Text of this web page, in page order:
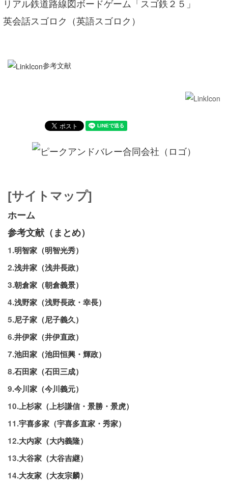
リアル鉄道路線図ボードゲーム「スゴ鉄２５」
英会話スゴロク（英語スゴロク）
参考文献
[サイトマップ]
ホーム
参考文献（まとめ）
1.明智家（明智光秀）
2.浅井家（浅井長政）
3.朝倉家（朝倉義景）
4.浅野家（浅野長政・幸長）
5.尼子家（尼子義久）
6.井伊家（井伊直政）
7.池田家（池田恒興・輝政）
8.石田家（石田三成）
9.今川家（今川義元）
10.上杉家（上杉謙信・景勝・景虎）
11.宇喜多家（宇喜多直家・秀家）
12.大内家（大内義隆）
13.大谷家（大谷吉継）
14.大友家（大友宗麟）